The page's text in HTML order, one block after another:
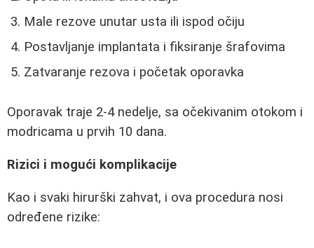
Male rezove unutar usta ili ispod očiju
Postavljanje implantata i fiksiranje šrafovima
Zatvaranje rezova i početak oporavka
Oporavak traje 2-4 nedelje, sa očekivanim otokom i
modricama u prvih 10 dana.
Rizici i mogući komplikacije
Kao i svaki hirurški zahvat, i ova procedura nosi
određene rizike: